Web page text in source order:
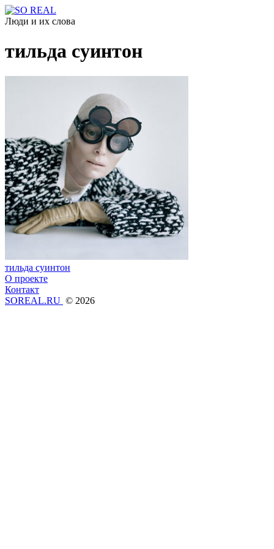
Люди и их слова
тильда суинтон
тильда суинтон
О проекте
Контакт
SOREAL.RU © 2026